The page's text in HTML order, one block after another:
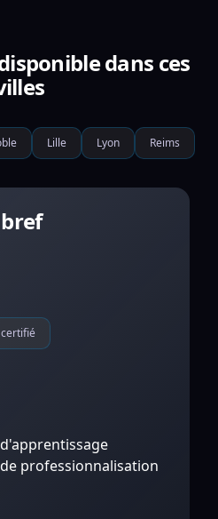
dans ces
Lille Lyon Reims
professionnalisation